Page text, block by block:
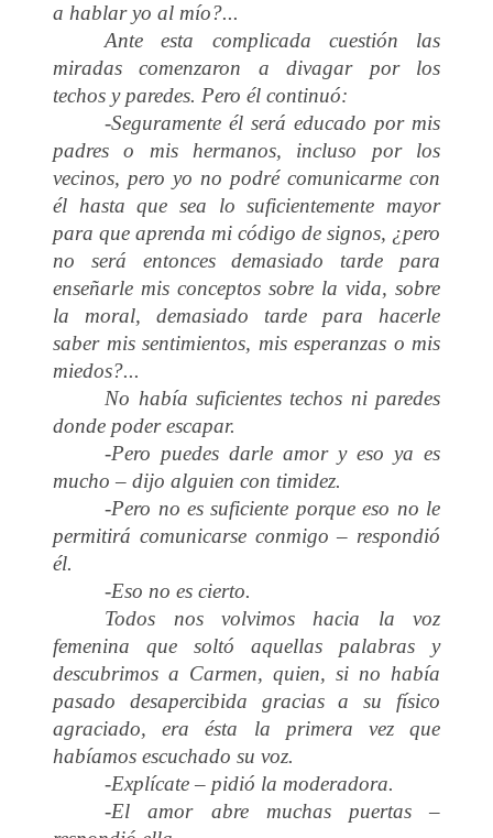
a hablar yo al mío?...
Ante esta complicada cuestión las
miradas comenzaron a divagar por los
techos y paredes. Pero él continuó:
-Seguramente él será educado por mis
padres o mis hermanos, incluso por los
vecinos, pero yo no podré comunicarme con
él hasta que sea lo suficientemente mayor
para que aprenda mi código de signos, ¿pero
no será entonces demasiado tarde para
enseñarle mis conceptos sobre la vida, sobre
la moral, demasiado tarde para hacerle
saber mis sentimientos, mis esperanzas o mis
miedos?...
No había suficientes techos ni paredes
donde poder escapar.
-Pero puedes darle amor y eso ya es
mucho – dijo alguien con timidez.
-Pero no es suficiente porque eso no le
permitirá comunicarse conmigo – respondió
él.
-Eso no es cierto.
Todos nos volvimos hacia la voz
femenina que soltó aquellas palabras y
descubrimos a Carmen, quien, si no había
pasado desapercibida gracias a su físico
agraciado, era ésta la primera vez que
habíamos escuchado su voz.
-Explícate – pidió la moderadora.
-El amor abre muchas puertas –